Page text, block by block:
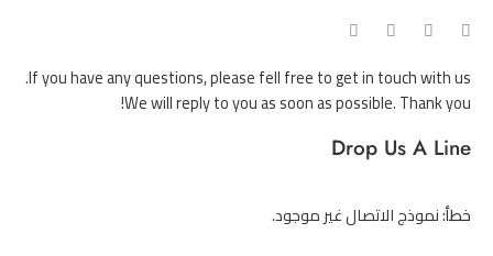
If you have any questions, please fell free to get in touch with us.
We will reply to you as soon as possible. Thank you!
Drop Us A Line
خطأ:نموذج الاتصال غير موجود.